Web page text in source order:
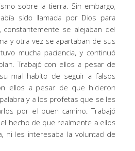
sobre la tierra. Sin embargo,
sido llamada por Dios para
constantemente se alejaban del
y otra vez se apartaban de sus
mucha paciencia, y continuó
Trabajó con ellos a pesar de
mal habito de seguir a falsos
ellos a pesar de que hicieron
y a los profetas que se les
por el buen camino. Trabajó
hecho de que realmente a ellos
ni les interesaba la voluntad de